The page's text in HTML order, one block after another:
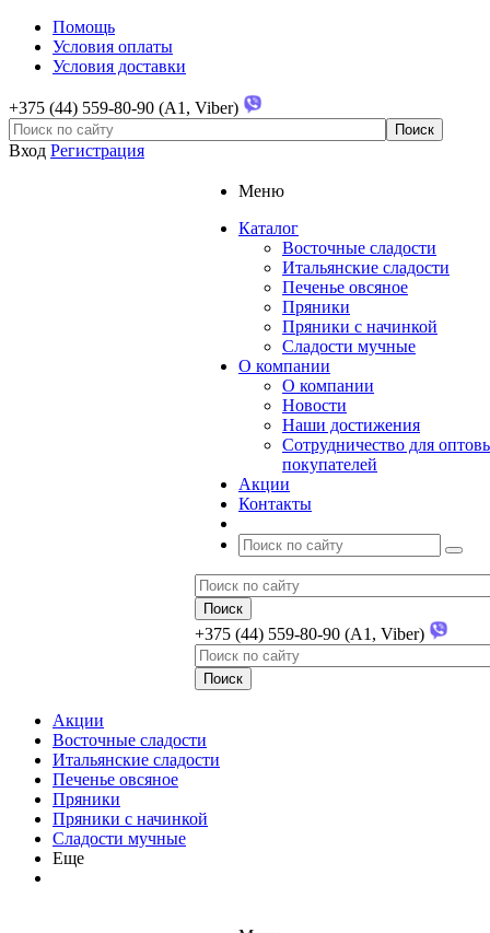
Помощь
Условия оплаты
Условия доставки
+375 (44) 559-80-90 (A1, Viber)
Вход Регистрация
Меню
Каталог
Восточные сладости
Итальянские сладости
Печенье овсяное
Пряники
Пряники с начинкой
Сладости мучные
О компании
О компании
Новости
Наши достижения
Сотрудничество для
покупателей
Акции
Контакты
+375 (44) 559-80-90 (A1, Viber)
Акции
Восточные сладости
Итальянские сладости
Печенье овсяное
Пряники
Пряники с начинкой
Сладости мучные
Еще